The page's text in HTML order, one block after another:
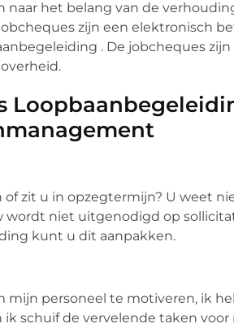
naar het belang van de
zijn een elektronisch
. De jobcheques
is
of zit u in opzegtermijn? U weet
wordt niet uitgenodigd op
kunt u dit aanpakken.
mijn personeel te motiveren, ik
ik schuif de vervelende taken